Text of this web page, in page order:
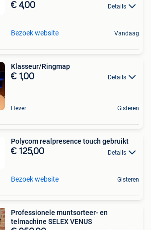
€ 4,00 Details
Bezoek website Vandaag
Klasseur/Ringmap
€ 1,00 Details
Hever Gisteren
Polycom realpresence touch gebruikt
€ 125,00 Details
Bezoek website Gisteren
Professionele muntsorteer- en
telmachine SELEX VENUS